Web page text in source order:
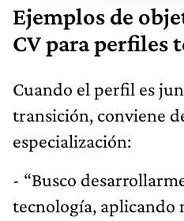
Ejemplos de
CV para perfiles
Cuando el perfil es
transición, conviene
especialización:
- “Busco
tecnología, aplicando